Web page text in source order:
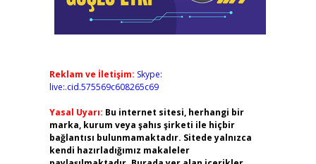
Reklam ve İletişim: Skype:
live:.cid.575569c608265c69
Yasal Uyarı: Bu internet sitesi, herhangi bir
marka, kurum veya şahıs şirketi ile hiçbir
bağlantısı bulunmamaktadır. Sitede yalnızca
kendi hazırladığımız makaleler